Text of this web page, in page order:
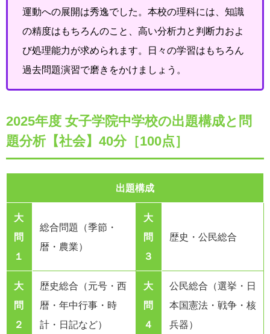
運動への展開は秀逸でした。本校の理科には、知識
の精度はもちろんのこと、高い分析力と判断力およ
び処理能力が求められます。日々の学習はもちろん
過去問題演習で磨きをかけましょう。
2025年度 女子学院中学校の出題構成と問
題分析【社会】40分［100点］
出題構成
大
問
１
総合問題（季節・
暦・農業）
大
問
３
歴史・公民総合
大
問
２
歴史総合（元号・西
暦・年中行事・時
計・日記など）
大
問
４
公民総合（選挙・日
本国憲法・戦争・核
兵器）